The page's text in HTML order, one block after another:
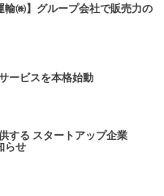
輸㈱】グループ会社で販売力の
ービスを本格始動
する スタートアップ企業
らせ